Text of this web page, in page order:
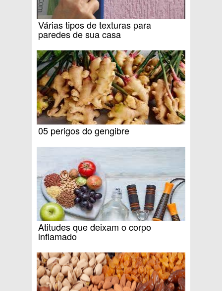
Várias tipos de texturas para
paredes de sua casa
05 perigos do gengibre
Atitudes que deixam o corpo
inflamado